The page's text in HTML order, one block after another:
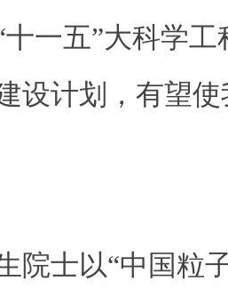
十一五”大科学
设计划，有望
院士以“中国粒